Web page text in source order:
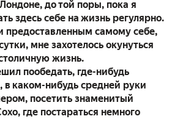
до той поры, пока я
здесь себе на жизнь регулярно.
предоставленным самому себе,
мне захотелось окунуться
жизнь.
пообедать, где-нибудь
в каком-нибудь средней руки
посетить знаменитый
где постараться немного